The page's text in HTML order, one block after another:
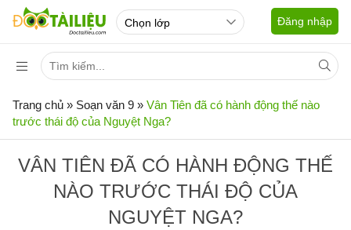
Đăng nhập
Trang chủ » Soạn văn 9 » Vân Tiên đã có hành động thế nào
trước thái độ của Nguyệt Nga?
VÂN TIÊN ĐÃ CÓ HÀNH ĐỘNG THẾ
NÀO TRƯỚC THÁI ĐỘ CỦA
NGUYỆT NGA?